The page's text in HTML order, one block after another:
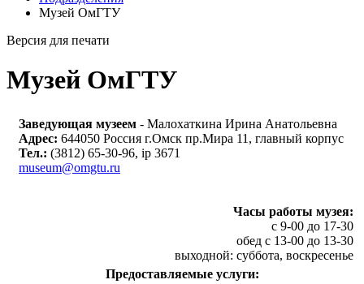
Музей ОмГТУ
Версия для печати
Музей ОмГТУ
Заведующая музеем - Малохаткина Ирина Анатольевна
Адрес: 644050 Россия г.Омск пр.Мира 11, главный корпус
Тел.: (3812) 65-30-96, ip 3671
museum@omgtu.ru
Часы работы музея:
с 9-00 до 17-30
обед с 13-00 до 13-30
выходной: суббота, воскресенье
Предоставляемые услуги: